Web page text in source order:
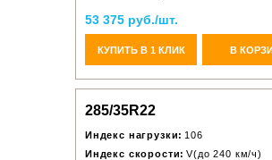
53 375 руб./шт.
КУПИТЬ В 1 КЛИК В
285/35R22
Индекс нагрузки: 106
Индекс скорости: V(до 240 км/ч)